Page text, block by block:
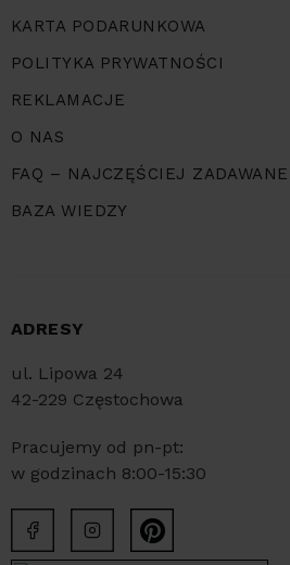
KARTA PODARUNKOWA
POLITYKA PRYWATNOŚCI
REKLAMACJE
O NAS
FAQ – NAJCZĘŚCIEJ
BAZA WIEDZY
ADRESY
ul. Lipowa 24
42-229 Częstochowa
Pracujemy od pn-pt:
w godzinach 8:00-15:30